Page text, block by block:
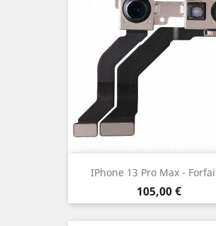
IPhone 13 Pro Max -
Prix
105,00 €